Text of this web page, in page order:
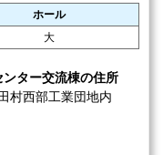
ホール
大
ター交流棟の住所
村西部工業団地内